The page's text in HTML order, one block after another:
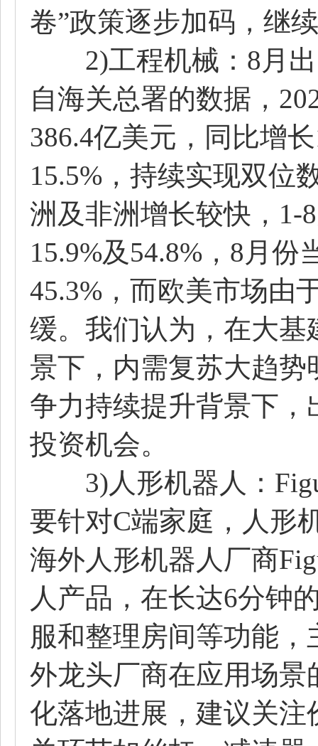
卷”政策逐步加码，继
2)工程机械：8月出
自海关总署的数据，
386.4亿美元，同比增
15.5%，持续实现双位
洲及非洲增长较快，1-
15.9%及54.8%，8月份
45.3%，而欧美市场由
缓。我们认为，在大
景下，内需复苏大趋
争力持续提升背景下
投资机会。
3)人形机器人：
要针对C端家庭，人形
海外人形机器人厂商
人产品，在长达6分钟
服和整理房间等功能
外龙头厂商在应用场
化落地进展，建议关